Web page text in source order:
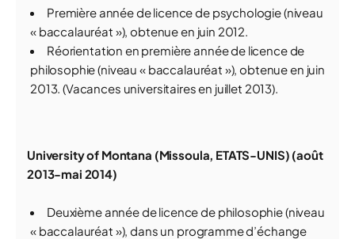
Première année de licence de psychologie (niveau
« baccalauréat »), obtenue en juin 2012.
Réorientation en première année de licence de
philosophie (niveau « baccalauréat »), obtenue en juin
2013. (Vacances universitaires en juillet 2013).
University of Montana (Missoula, ETATS-UNIS) (août
2013-mai 2014)
Deuxième année de licence de philosophie (niveau
« baccalauréat »), dans un programme d’échange